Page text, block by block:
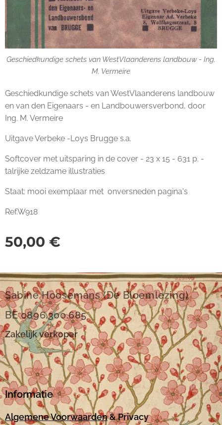
Geschiedkundige schets van WestVlaanderens landbouw - Ing.
M. Vermeire
Geschiedkundige schets van WestVlaanderens landbouw
en van den Eigenaars - en Landbouwersverbond, door
Ing. M. Vermeire
Uitgave Verbeke -Loys Brugge s.a.
Softcover met uitsparing in de cover - 23 x 15 - 631 p. -
talrijke zeldzame illustraties
Staat: mooi exemplaar met onversneden pagina's
Ref.W918
50,00 €
Sabine Hoosemans (De Bloemlezing)
BE 0896.300.685
Zakelijk verkoper
Informatie
Algemene Voorwaarden& Privacy